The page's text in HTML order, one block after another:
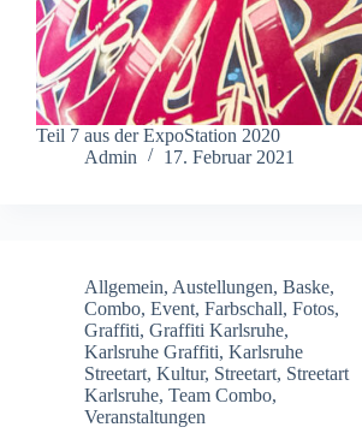
Teil 7 aus der ExpoStation 2020
Admin
17. Februar 2021
Allgemein, Austellungen, Baske,
Combo, Event, Farbschall, Fotos,
Graffiti, Graffiti Karlsruhe,
Karlsruhe Graffiti, Karlsruhe
Streetart, Kultur, Streetart, Streetart
Karlsruhe, Team Combo,
Veranstaltungen